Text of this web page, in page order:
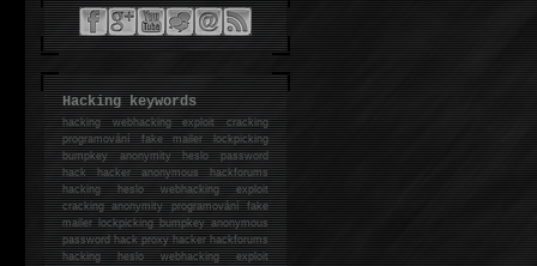
Hacking keywords
hackingwebhacking exploit cracking
programování fake mailer lockpicking
bumpkey anonymity heslo password
hackhacker anonymous hackforums
hackingheslo webhacking exploit
cracking anonymity programování fake
mailer lockpicking bumpkey anonymous
password hack proxy hacker hackforums
hacking heslo webhacking exploit